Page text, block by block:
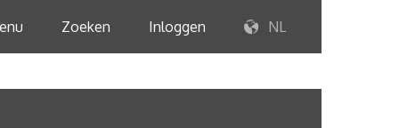
Zoeken Inloggen NL